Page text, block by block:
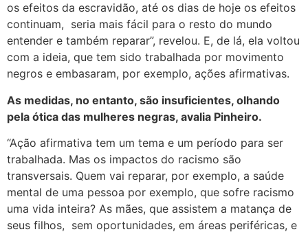
os efeitos da escravidão, até os dias de hoje os efeitos
continuam, seria mais fácil para o resto do mundo
entender e também reparar”, revelou. E, de lá, ela voltou
com a ideia, que tem sido trabalhada por movimento
negros e embasaram, por exemplo, ações afirmativas.
As medidas, no entanto, são insuficientes, olhando
pela ótica das mulheres negras, avalia Pinheiro.
“Ação afirmativa tem um tema e um período para ser
trabalhada. Mas os impactos do racismo são
transversais. Quem vai reparar, por exemplo, a saúde
mental de uma pessoa por exemplo, que sofre racismo
uma vida inteira? As mães, que assistem a matança de
seus filhos, sem oportunidades, em áreas periféricas, e